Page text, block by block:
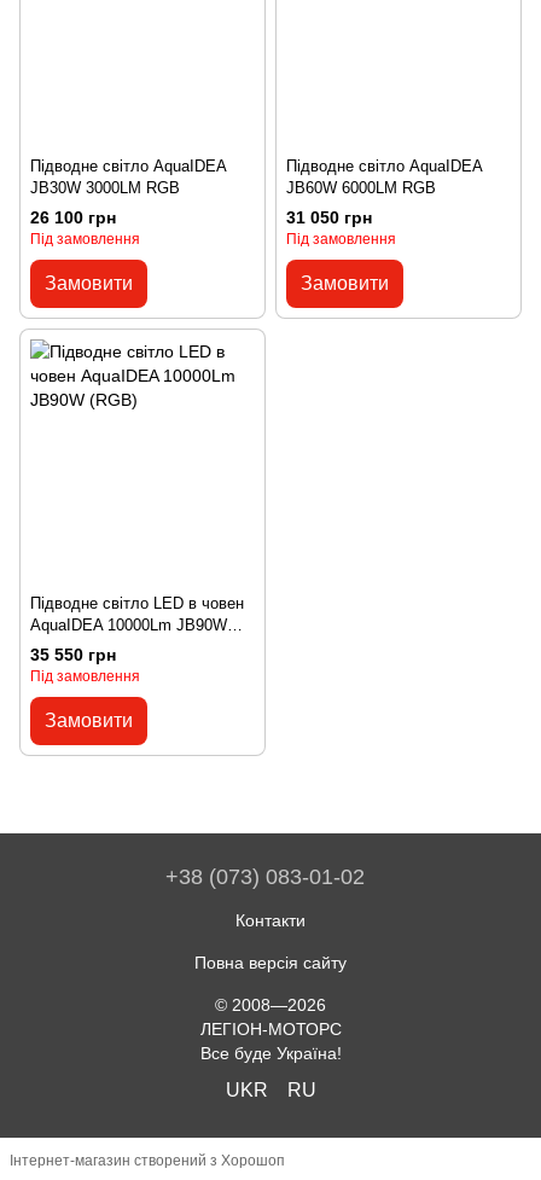
Підводне світло AquaIDEA
JB30W 3000LM RGB
26 100 грн
Під замовлення
Замовити
Підводне світло AquaIDEA
JB60W 6000LM RGB
31 050 грн
Під замовлення
Замовити
Підводне світло LED в човен
AquaIDEA 10000Lm JB90W
(RGB)
35 550 грн
Під замовлення
Замовити
+38 (073) 083-01-02
Контакти
Повна версія сайту
© 2008—2026
ЛЕГІОН-МОТОРС
Все буде Україна!
UKR RU
Інтернет-магазин створений з Хорошоп